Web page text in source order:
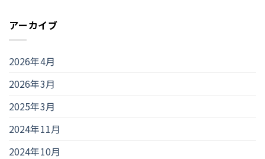
アーカイブ
2026年4月
2026年3月
2025年3月
2024年11月
2024年10月